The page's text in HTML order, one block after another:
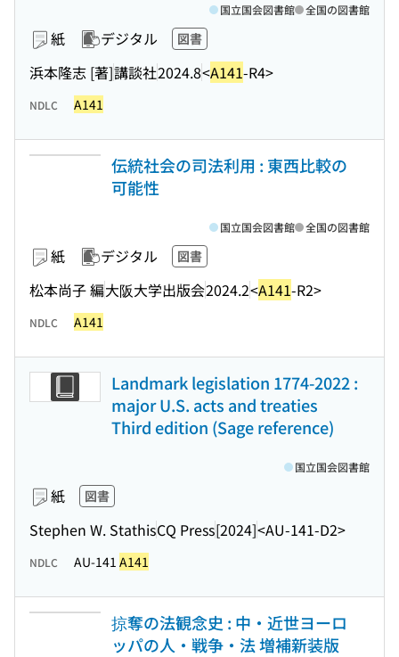
紙 デジタル 図書
浜本隆志 [著]講談社2024.8<A141-R4>
国立国会図書館 全国の図書館
NDLC A141
伝統社会の司法利用 : 東西比較の
可能性
紙 デジタル 図書
松本尚子 編大阪大学出版会2024.2<A141-R2>
国立国会図書館 全国の図書館
NDLC A141
Landmark legislation 1774-2022 :
major U.S. acts and treaties
Third edition (Sage reference)
紙 図書
Stephen W. StathisCQ Press[2024]<AU-141-D2>
国立国会図書館
NDLC AU-141 A141
掠奪の法観念史 : 中・近世ヨーロ
ッパの人・戦争・法 増補新装版